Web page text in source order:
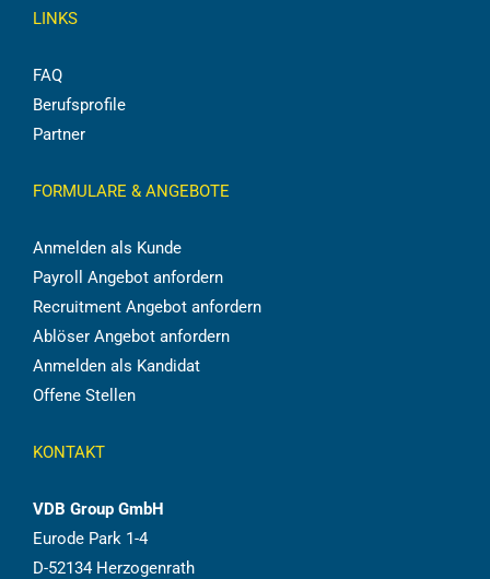
LINKS
FAQ
Berufsprofile
Partner
FORMULARE & ANGEBOTE
Anmelden als Kunde
Payroll Angebot anfordern
Recruitment Angebot anfordern
Ablöser Angebot anfordern
Anmelden als Kandidat
Offene Stellen
KONTAKT
VDB Group GmbH
Eurode Park 1-4
D-52134 Herzogenrath